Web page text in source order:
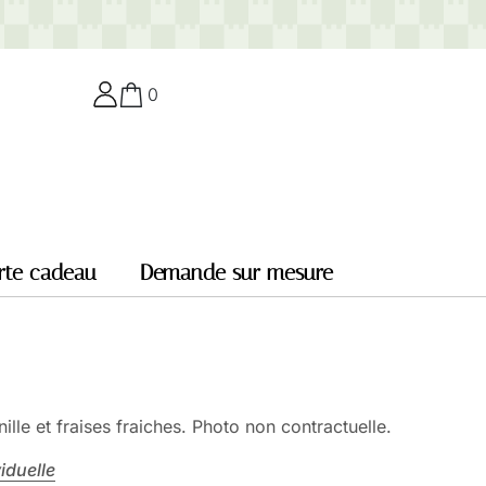
0
cadeau Demande sur mesure
et fraises fraiches. Photo non contractuelle.